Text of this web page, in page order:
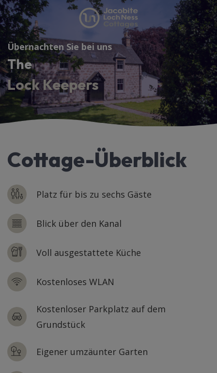
Übernachten Sie bei uns
The
Lock Keepers
Cottage-Überblick
Platz für bis zu sechs Gäste
Blick über den Kanal
Voll ausgestattete Küche
Kostenloses WLAN
Kostenloser Parkplatz auf dem
Grundstück
Eigener umzäunter Garten